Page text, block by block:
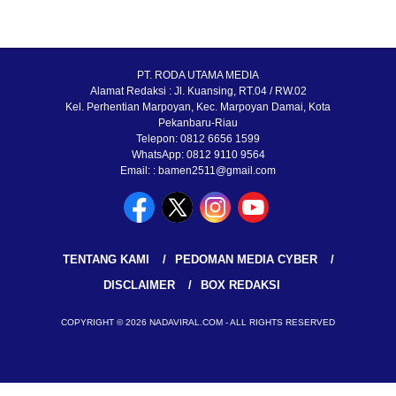
PT. RODA UTAMA MEDIA
Alamat Redaksi : Jl. Kuansing, RT.04 / RW.02
Kel. Perhentian Marpoyan, Kec. Marpoyan Damai, Kota
Pekanbaru-Riau
Telepon: 0812 6656 1599
WhatsApp: 0812 9110 9564
Email: : bamen2511@gmail.com
TENTANG KAMI
PEDOMAN MEDIA CYBER
DISCLAIMER
BOX REDAKSI
COPYRIGHT © 2026 NADAVIRAL.COM - ALL RIGHTS RESERVED